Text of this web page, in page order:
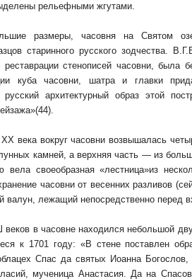
рельефными жгутами.
размеры, часовня на Святом
старинного русского зодчества.
стенописей часовни, была
куба часовни, шатра и главки
архитектурный образ этой
века вокруг часовни возвышалась
камней, а верхняя часть — из
своеобразная «лестница»из
часовни от весенних разливов
валун, лежащий непосредственно перед
в часовне находился небольшой
к 1701 году: «В стене поставлен
Спас да святых Иоанна Богослов,
мученица Анастасия. Да на